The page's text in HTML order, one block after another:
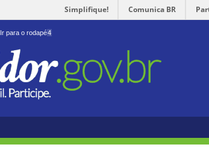
Simplifique! Comunica BR
Ir para o rodapé4